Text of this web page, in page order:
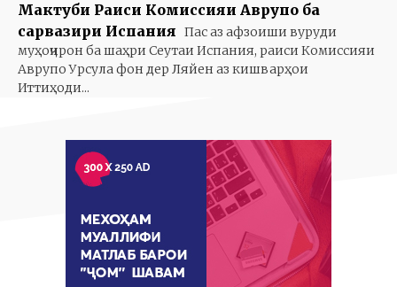
Мактуби Раиси Комиссияи Аврупо ба
сарвазири Испания Пас аз афзоиши вуруди
муҳоҷирон ба шаҳри Сеутаи Испания, раиси Комиссияи
Аврупо Урсула фон дер Ляйен аз кишварҳои
Иттиҳоди...